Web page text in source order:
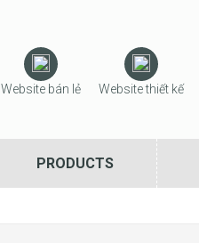
Website bán lẻ Website thiết kế
PRODUCTS